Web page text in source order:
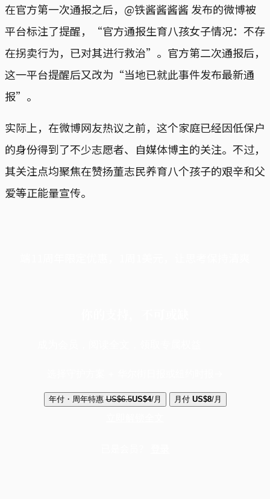
在官方第一次通报之后，@铁酱酱酱酱 发布的微博被
平台标注了提醒，“官方通报生育八孩女子情况：不存
在拐卖行为，已对其进行救治”。官方第二次通报后，
这一平台提醒后又改为“当地已就此事件发布最新通
报”。
实际上，在微博网友热议之前，这个家庭已经因低保户
的身份得到了不少志愿者、自媒体博主的关注。不过，
其关注点均聚焦在赞扬董志民养育八个孩子的艰辛和父
爱等正能量宣传。
年付・周年特惠 US$6.5US$4/月 月付 US$8/月